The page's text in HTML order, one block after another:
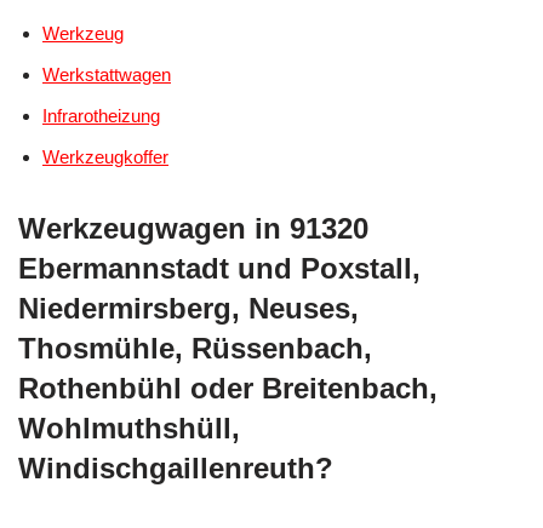
Werkzeug
Werkstattwagen
Infrarotheizung
Werkzeugkoffer
Werkzeugwagen in 91320
Ebermannstadt und Poxstall,
Niedermirsberg, Neuses,
Thosmühle, Rüssenbach,
Rothenbühl oder Breitenbach,
Wohlmuthshüll,
Windischgaillenreuth?